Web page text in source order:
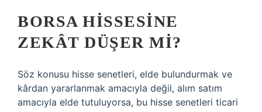
BORSA HISSESINE
ZEKÂT DÜŞER MI?
Söz konusu hisse senetleri, elde bulundurmak ve
kârdan yararlanmak amacıyla değil, alım satım
amacıyla elde tutuluyorsa, bu hisse senetleri ticari